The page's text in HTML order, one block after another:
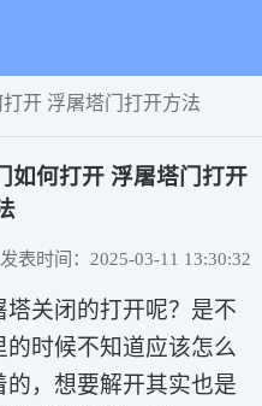
开 浮屠塔门打开方法
如何打开 浮屠塔门打开
发表时间：2025-03-11 13:30:32
关闭的打开呢？是不
时候不知道应该怎么
，想要解开其实也是